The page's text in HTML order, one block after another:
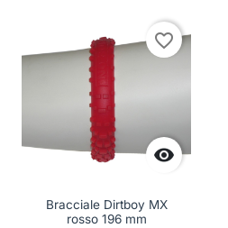

favorite_border
Bracciale Dirtboy MX
rosso 196 mm